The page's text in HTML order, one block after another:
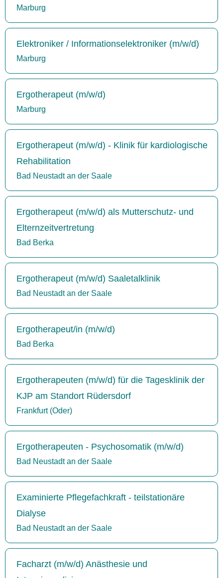
Marburg
Elektroniker / Informationselektroniker (m/w/d)
Marburg
Ergotherapeut (m/w/d)
Marburg
Ergotherapeut (m/w/d) - Klinik für kardiologische
Rehabilitation
Bad Neustadt an der Saale
Ergotherapeut (m/w/d) als Mutterschutz- und
Elternzeitvertretung
Bad Berka
Ergotherapeut (m/w/d) Saaletalklinik
Bad Neustadt an der Saale
Ergotherapeut/in (m/w/d)
Bad Berka
Ergotherapeuten (m/w/d) für die Tagesklinik der
KJP am Standort Rüdersdorf
Frankfurt (Oder)
Ergotherapeuten - Psychosomatik (m/w/d)
Bad Neustadt an der Saale
Examinierte Pflegefachkraft - teilstationäre
Dialyse
Bad Neustadt an der Saale
Facharzt (m/w/d) Anästhesie und